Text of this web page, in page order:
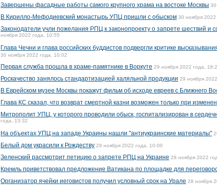
Завершены фасадные работы самого крупного храма на востоке Москвы
В Кирилло-Мефодиевский монастырь УПЦ пришли с обыском 30 ноября 2022
Законодатели учли пожелания РПЦ к законопроекту о запрете шествий и
ноября 2022 года, 10:55
Глава Чечни и глава российских буддистов подвергли критике
30 ноября 2022 года, 10:02
Первая служба прошла в храме-памятнике в Воркуте 29 ноября 2022 года,
Роскачество занялось стандартизацией халяльной продукции 29 ноября
В Еврейском музее Москвы покажут фильм об исходе евреев с Ближнего
Глава КС сказал, что возврат смертной казни возможен только при
Митрополит УПЦ, у которого проводили обыск, госпитализирован в
года, 13:32
На объектах УПЦ на западе Украины нашли "антиукраинские материалы"
Белый дом украсили к Рождеству 29 ноября 2022 года, 10:00
Зеленский рассмотрит петицию о запрете РПЦ на Украине 28 ноября 2022
Кремль приветствовал предложение Ватикана по площадке для
Организатор ячейки иеговистов получил условный срок на Урале 28 ноября